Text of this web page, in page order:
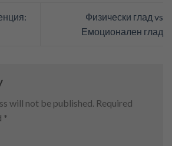
Физически глад vs
Емоционален глад
will not be published. Required
*